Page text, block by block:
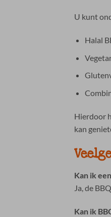
U kunt
Halal
Hierdoor
kan
Kan ik
Ja, de
Kan ik